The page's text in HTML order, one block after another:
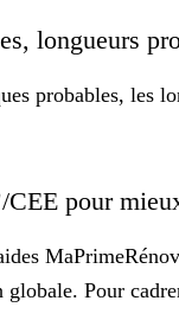
longueurs
probables, les
pour
Pour